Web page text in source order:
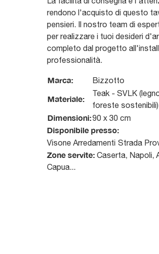
rendono l'acquisto di questo
pensieri. Il nostro team di
per realizzare i tuoi desideri
completo dal progetto
professionalità.
Marca: Bizzotto
Materiale:
Teak - SVLK
foreste
Dimensioni:90 x 30 cm
Disponibile presso:
Visone Arredamenti Strada
Zone servite: Caserta, Napoli,
Capua...